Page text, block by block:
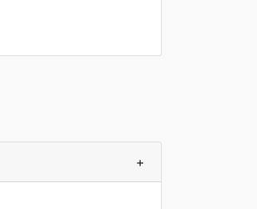
+